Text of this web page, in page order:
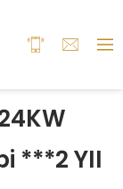
***2 YII